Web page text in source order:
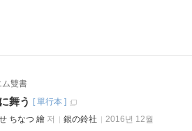
ム雙書
舞う [單行本 ]
ちなつ 繪 저 銀の鈴社 2016년 12월